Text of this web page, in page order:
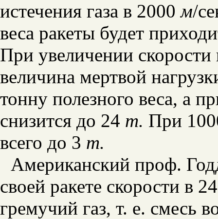
истечения газа в 2000м/
веса ракеты будет
При увеличении
величина мертвой
тонну полезного веса, а
снизится до 24 т. При
всего до 3 т.
Американский проф.
своей ракете скорости в
гремучий газ, т. е. смесь